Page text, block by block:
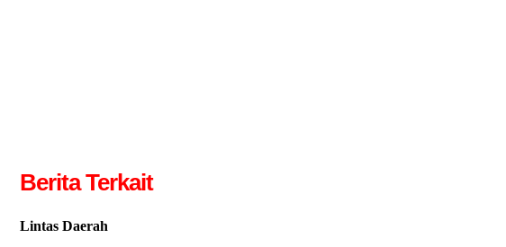
Berita Terkait
Lintas Daerah